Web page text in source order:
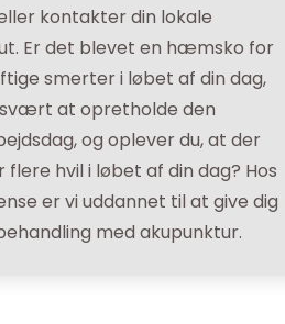
kontakter din lokale
Er det blevet en hæmsko for
smerter i løbet af din dag,
at opretholde den
og oplever du, at der
hvil i løbet af din dag? Hos
er vi uddannet til at give dig
med akupunktur.